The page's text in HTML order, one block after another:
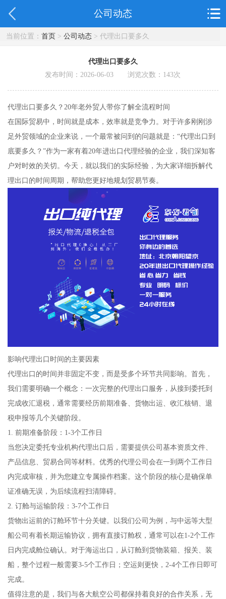
公司动态
当前位置： 首页> 公司动态> 代理出口要多久
代理出口要多久
发布时间：2026-06-03 浏览次数： 143次
代理出口要多久？20年老外贸人带你了解全流程时间
在国际贸易中，时间就是成本，效率就是竞争力。对于许多刚刚涉
足外贸领域的企业来说，一个最常被问到的问题就是：“代理出口到
底要多久？”作为一家有着20年进出口代理经验的企业，我们深知客
户对时效的关切。今天，就以我们的实际经验，为大家详细拆解代
理出口的时间周期，帮助您更好地规划贸易节奏。
影响代理出口时间的主要因素
代理出口的时间并非固定不变，而是受多个环节共同影响。首先，
我们需要明确一个概念：一次完整的代理出口服务，从接到委托到
完成收汇退税，通常需要经历前期准备、货物出运、收汇核销、退
税申报等几个关键阶段。
1. 前期准备阶段：1-3个工作日
当您决定委托专业机构代理出口后，需要提供公司基本资质文件、
产品信息、贸易合同等材料。优秀的代理公司会在一到两个工作日
内完成审核，并为您建立专属操作档案。这个阶段的核心是确保单
证准确无误，为后续流程扫清障碍。
2. 订舱与运输阶段：3-7个工作日
货物出运前的订舱环节十分关键。以我们公司为例，与中远等大型
船公司有着长期运输协议，拥有直接订舱权，通常可以在1-2个工作
日内完成舱位确认。对于海运出口，从订舱到货物装箱、报关、装
船，整个过程一般需要3-5个工作日；空运则更快，2-4个工作日即可
完成。
值得注意的是，我们与各大航空公司都保持着良好的合作关系，无